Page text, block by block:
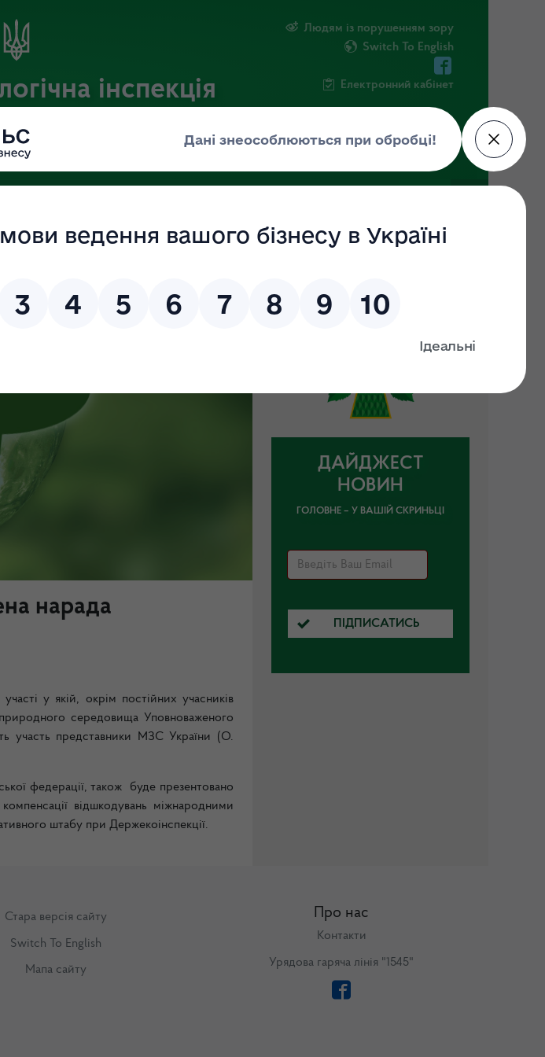
інспекція
екологічної інспекції України
Людям із порушенням зору
Switch To English
Електронний кабінет
нарада
у якій, окрім постійних учасників
середовища Уповноваженого
участь представники МЗС України (О.
федерації, також буде презентовано
відшкодувань міжнародними
штабу при Держекоінспекції.
ДАЙДЖЕСТ
НОВИН
ГОЛОВНЕ – У ВАШІЙ СКРИНЬЦІ
ПІДПИСАТИСЬ
Стара версія сайту
Switch To English
Мапа сайту
Про нас
Контакти
Урядова гаряча лінія "1545"